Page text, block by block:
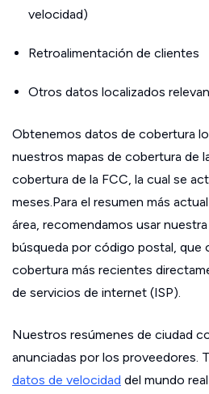
velocidad)
Retroalimentación de clientes
Otros datos localizados
Obtenemos datos de cobertura
nuestros mapas de cobertura de
cobertura de la FCC, la cual se
meses.Para el resumen más
área, recomendamos usar
búsqueda por código postal, que
cobertura más recientes
de servicios de internet (ISP).
Nuestros resúmenes de ciudad
anunciadas por los proveedores.
datos de velocidad del mundo